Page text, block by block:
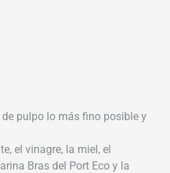
pulpo lo más fino posible y
el vinagre, la miel, el
Bras del Port Eco y la